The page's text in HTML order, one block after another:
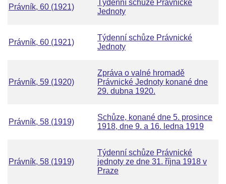
Právník, 60 (1921)
Týdenní schůze Právnické
Jednoty
Právník, 60 (1921)
Týdenní schůze Právnické
Jednoty
Právník, 59 (1920)
Zpráva o valné hromadě
Právnické Jednoty konané dne
29. dubna 1920.
Právník, 58 (1919)
Schůze, konané dne 5. prosince
1918, dne 9. a 16. ledna 1919
Právník, 58 (1919)
Týdenní schůze Právnické
jednoty ze dne 31. října 1918 v
Praze